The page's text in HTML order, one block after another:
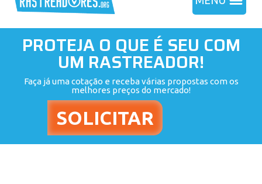
PROTEJA O QUE É SEU COM
UM RASTREADOR!
Faça já uma cotação e receba várias propostas com os
melhores preços do mercado!